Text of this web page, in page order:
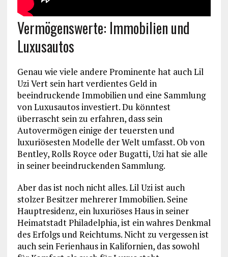
Vermögenswerte: Immobilien und
Luxusautos
Genau wie viele andere Prominente hat auch Lil
Uzi Vert sein hart verdientes Geld in
beeindruckende Immobilien und eine Sammlung
von Luxusautos investiert. Du könntest
überrascht sein zu erfahren, dass sein
Autovermögen einige der teuersten und
luxuriösesten Modelle der Welt umfasst. Ob von
Bentley, Rolls Royce oder Bugatti, Uzi hat sie alle
in seiner beeindruckenden Sammlung.
Aber das ist noch nicht alles. Lil Uzi ist auch
stolzer Besitzer mehrerer Immobilien. Seine
Hauptresidenz, ein luxuriöses Haus in seiner
Heimatstadt Philadelphia, ist ein wahres Denkmal
des Erfolgs und Reichtums. Nicht zu vergessen ist
auch sein Ferienhaus in Kalifornien, das sowohl